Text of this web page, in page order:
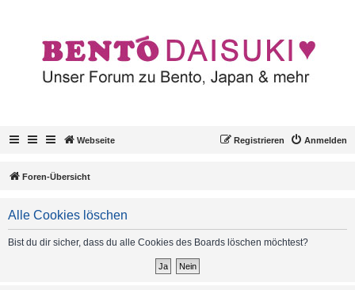
Webseite Anmelden
Registrieren
Foren-Übersicht
Alle Cookies löschen
Bist du dir sicher, dass du alle Cookies des Boards löschen möchtest?